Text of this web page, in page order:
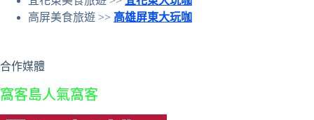
高屏美食旅遊 >> 高雄屏東大玩咖
合作媒體
窩客島人氣窩客